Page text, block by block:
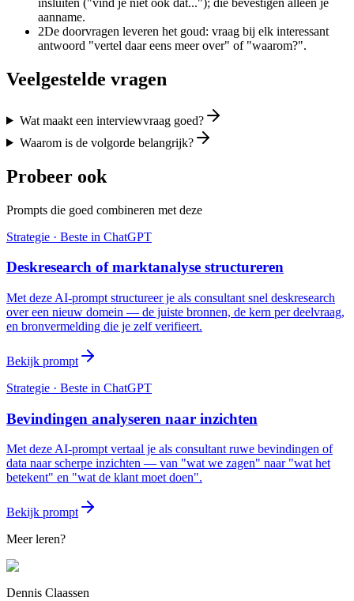
insluiten ("vind je niet ook dat..."); die bevestigen alleen je
aanname.
2De doorvragen leveren het goud: vraag bij elk interessant
antwoord "vertel daar eens meer over" of "waarom?".
Veelgestelde vragen
Wat maakt een interviewvraag goed?
Waarom is de volgorde belangrijk?
Probeer ook
Prompts die goed combineren met deze
Strategie · Beste in ChatGPT
Deskresearch of marktanalyse structureren
Met deze AI-prompt structureer je als consultant snel deskresearch
over een nieuw domein — de juiste bronnen, de kern per deelvraag,
en bronvermelding die je zelf verifieert.
Bekijk prompt
Strategie · Beste in ChatGPT
Bevindingen analyseren naar inzichten
Met deze AI-prompt vertaal je als consultant ruwe bevindingen of
data naar scherpe inzichten — van "wat we zagen" naar "wat het
betekent" en "wat de klant moet doen".
Bekijk prompt
Meer leren?
Dennis Claassen